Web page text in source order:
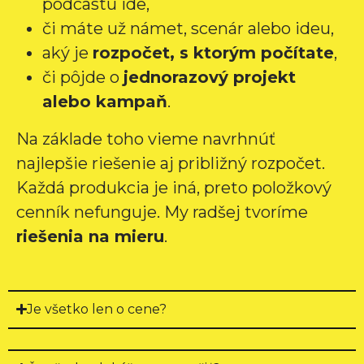
či máte už námet, scenár alebo ideu,
aký je rozpočet, s ktorým počítate,
či pôjde o jednorazový projekt
alebo kampaň.
Na základe toho vieme navrhnúť
najlepšie riešenie aj približný rozpočet.
Každá produkcia je iná, preto položkový
cenník nefunguje. My radšej tvoríme
riešenia na mieru.
Je všetko len o cene?